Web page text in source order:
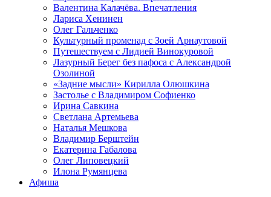
Валентина Калачёва. Впечатления
Лариса Хенинен
Олег Гальченко
Культурный променад с Зоей Арнаутовой
Путешествуем с Лидией Винокуровой
Лазурный Берег без пафоса с Александрой
Озолиной
«Задние мысли» Кирилла Олюшкина
Застолье с Владимиром Софиенко
Ирина Савкина
Светлана Артемьева
Наталья Мешкова
Владимир Берштейн
Екатерина Габалова
Олег Липовецкий
Илона Румянцева
Афиша